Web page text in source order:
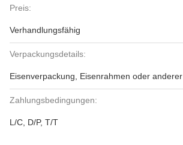
Preis:
Verhandlungsfähig
Verpackungsdetails:
Eisenverpackung, Eisenrahmen oder anderer
Zahlungsbedingungen:
L/C, D/P, T/T